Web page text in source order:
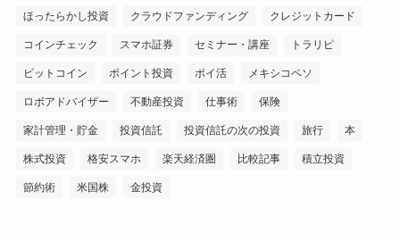
ほったらかし投資 クラウドファンディング クレジットカード
コインチェック スマホ証券 セミナー・講座 トラリピ
ビットコイン ポイント投資 ポイ活 メキシコペソ
ロボアドバイザー 不動産投資 仕事術 保険
家計管理・貯金 投資信託 投資信託の次の投資 旅行 本
株式投資 格安スマホ 楽天経済圏 比較記事 積立投資
節約術 米国株 金投資